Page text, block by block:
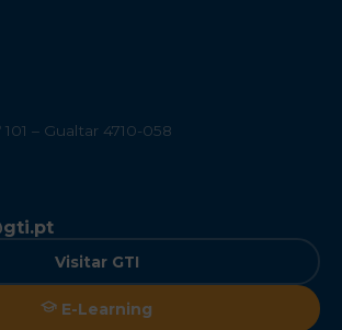
– Gualtar 4710-058
Visitar GTI
E-Learning